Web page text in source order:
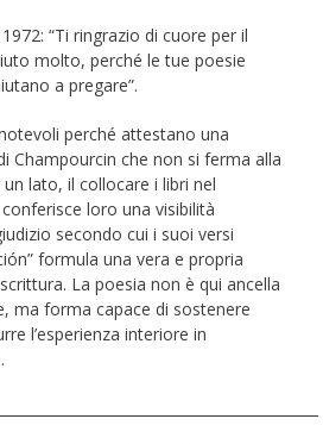
“Ti ringrazio di cuore per il
molto, perché le tue poesie
a pregare”.
perché attestano una
Champourcin che non si ferma alla
lato, il collocare i libri nel
loro una visibilità
secondo cui i suoi versi
formula una vera e propria
La poesia non è qui ancella
ma forma capace di sostenere
l’esperienza interiore in